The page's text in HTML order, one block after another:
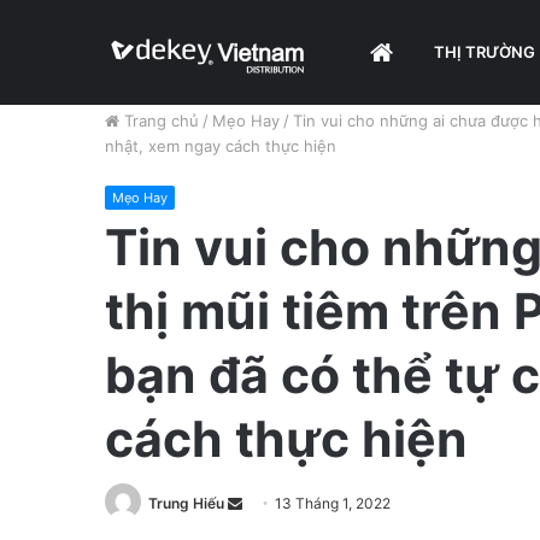
HOMETHỊ TRƯỜNG
Trang chủ / Mẹo Hay / Tin vui cho những ai chưa được
nhật, xem ngay cách thực hiện
Mẹo Hay
Tin vui cho
thị mũi tiêm trên
bạn đã có thể tự
cách thực hiện
Trung Hiếu 13 Tháng 1, 2022